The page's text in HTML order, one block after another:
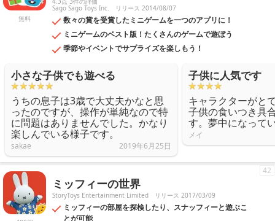
無料
Sago Sago Toys Inc. リリース 2014/08/07
数々の賞を受賞したミニゲームを一つのアプリに！
ミニゲームのベスト版！たくさんのゲームで遊ぼう
季節やイベントでサプライズを楽しもう！
小さな子供でも遊べる
うちの息子は3歳で大丈夫かなと思
ったのですが、操作が単純なので特
に問題はありませんでした。かなり
楽しんでいる様子です。
sakae 2019年6月25日
子供に人気です
キャラクターがと
子供の食いつき具
す。夢中になって
メイ
ミッフィーの世界
StoryToys Entertainment Limited リリース 2017/03/09
ミッフィーの部屋を探検したり、スナッフィーと遊ぶこ
とが可能
42